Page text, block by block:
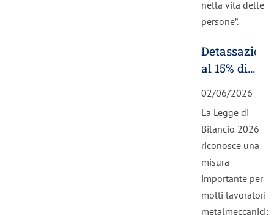
nella vita delle
persone”.
Detassazione
al 15% di
notturno,
festivi e
turni. A
chi spetta
02/06/2026
La Legge di
Bilancio 2026
riconosce una
misura
importante per
molti lavoratori
metalmeccanici: